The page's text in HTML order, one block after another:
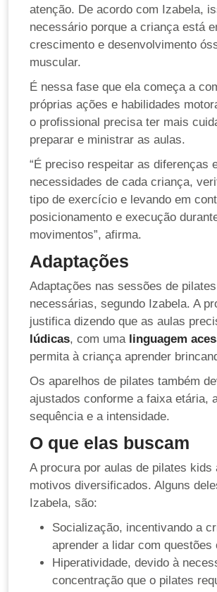
atenção. De acordo com Izabela,
necessário porque a criança está
crescimento e desenvolvimento
muscular.
É nessa fase que ela começa a
próprias ações e habilidades
o profissional precisa ter mais
preparar e ministrar as aulas.
“É preciso respeitar as diferenças
necessidades de cada criança,
tipo de exercício e levando em
posicionamento e execução
movimentos”, afirma.
Adaptações
Adaptações nas sessões de
necessárias, segundo Izabela. A
justifica dizendo que as aulas
lúdicas, com uma linguagem
permita à criança aprender
Os aparelhos de pilates também
ajustados conforme a faixa etária,
sequência e a intensidade.
O que elas buscam
A procura por aulas de pilates kids
motivos diversificados. Alguns
Izabela, são:
Socialização, incentivando a
aprender a lidar com questões
Hiperatividade, devido à
concentração que o pilates